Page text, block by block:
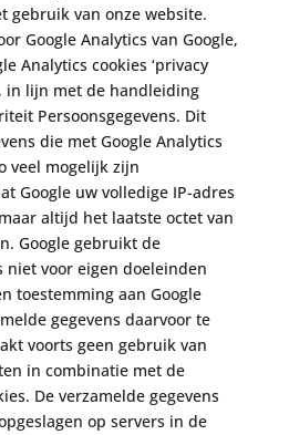
gebruik van onze website.
Google Analytics van Google,
Analytics cookies ‘privacy
in lijn met de handleiding
Persoonsgegevens. Dit
die met Google Analytics
veel mogelijk zijn
Google uw volledige IP-adres
altijd het laatste octet van
Google gebruikt de
niet voor eigen doeleinden
toestemming aan Google
gegevens daarvoor te
voorts geen gebruik van
in combinatie met de
De verzamelde gegevens
op servers in de